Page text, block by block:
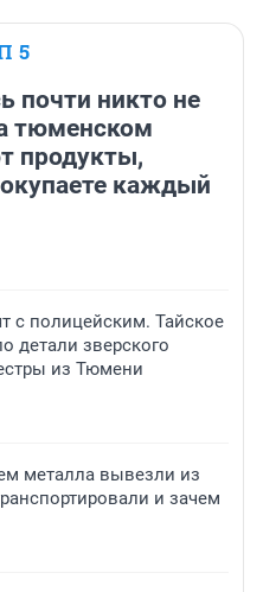
5
почти никто не
тюменском
продукты,
каждый
с полицейским. Тайское
детали зверского
из Тюмени
металла вывезли из
и зачем